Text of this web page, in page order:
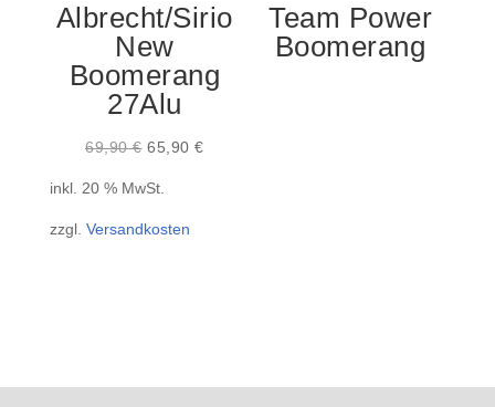
Albrecht/Sirio
New
Boomerang
27Alu
69,90€ Ursprünglicher
69,90 €
65,90€Aktueller
inkl. 20 % MwSt.
zzgl. Versandkosten
Team Power
Boomerang